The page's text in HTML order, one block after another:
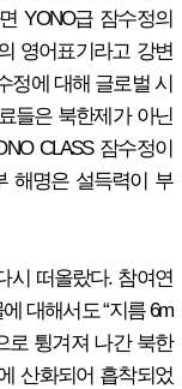
YONO급 잠수정의
의 영어표기라고 강변
정에 대해 글로벌 시
들은 북한제가 아닌
CLASS 잠수정이
해명은 설득력이 부
시 떠올랐다. 참여연
대해서도 “지름 6m
로 튕겨져 나간 북한
산화되어 흡착되었